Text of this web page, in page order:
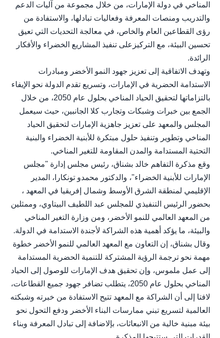
المناخي في دولة الإمارات، من خلال مجموعة من آليات الدعم
والتدريب ومنصات المعرفة وفعاليات تبادلها، والاستفادة من
رؤى القطاعين العام والخاص، في معالجة التحديات التي تعيق
تحسين البيئة، مع التركيزعلى تنفيذ المشاريع الخضراء والأفكار
الرائدة.
وتهدف الاتفاقية إلى تعزيز جهود النمو الأخضر ومبادرات
الاستدامة الحضرية في الإمارات، وتسريع تقدم الدولة نحو الإيفاء
بالتزاماتها لتحقيق الحياد المناخي بحلول عام 2050، من خلال
الجمع بين خبرات وشبكات وتجارب كلا الجانبين، حيث سيعمل
المجلس والمعهد على تعزيز جاهزية الإمارات لتحقيق الحياد
المناخي وتطوير وتنفيذ حلول مبتكرة للأبنية الخضراء والبنية
التحتية المستدامة والمدن المقاومة للتغير المناخي.
وقع مذكرة التفاهم خالد بشناق، رئيس مجلس إدارة "مجلس
الإمارات للأبنية الخضراء"، والدكتور محمدو تونكارا، المدير
الإقليمي لمنطقة الشرق الأوسط وشمال إفريقيا في المعهد ،
بحضور الرئيس التنفيذي للمجلس عبد اللطيف البيتاوي، وممثلين
من المعهد العالمي للنمو الأخضر، ومن وزارة التغير المناخي
والبيئة، ما يؤكد أهمية هذه الشراكة لأجندة الاستدامة في الدولة.
وقال بشناق، إن التعاون مع المعهد العالمي للنمو الأخضر خطوة
مهمة نحو ترجمة الرؤية المشتركة للتنمية الحضرية المستدامة
إلى عمل ملموس، وإن تحقيق هدف الإمارات للوصول إلى الحياد
المناخي بحلول عام 2050، يتطلب تضافر جهود جميع القطاعات،
لافتا إلى أن الشراكة مع المعهد تتيح الاستفادة من خبرته وشبكته
العالمية لتسريع تبني ممارسات البناء الأخضر ودفع التحول نحو
بيئة مبنية خالية من الانبعاثات، بإلاضافة إلى تبادل المعرفة وبناء